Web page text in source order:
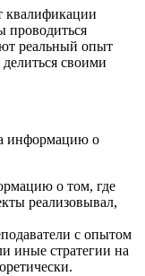
квалификации
проводиться
реальный опыт
своими
информацию о
о том, где
реализовывал,
с опытом
иные стратегии на